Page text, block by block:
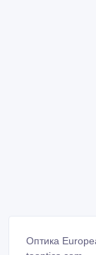
Оптика